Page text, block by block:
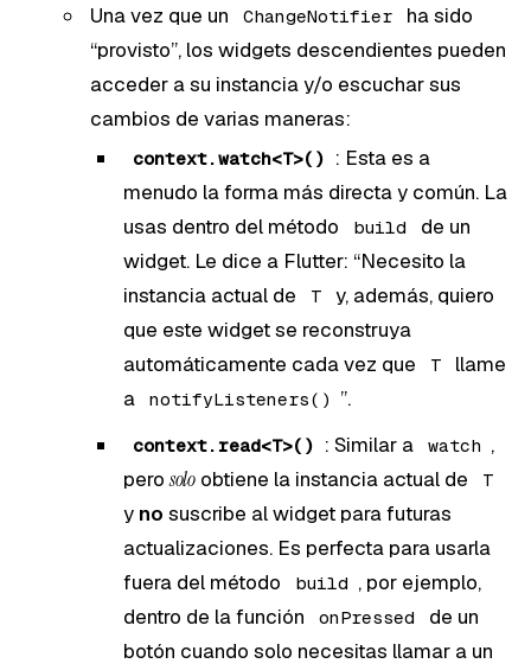
Una vez que un
ChangeNotifier
ha sido
“provisto”, los widgets descendientes pueden
acceder a su instancia y/o escuchar sus
cambios de varias maneras:
context.watch<T>() : Esta es a
menudo la forma más directa y común. La
usas dentro del método
build
de un
widget. Le dice a Flutter: “Necesito la
instancia actual de
T
y, además, quiero
que este widget se reconstruya
automáticamente cada vez que
T
llame
a
notifyListeners() ”.
context.read<T>() : Similar a watch ,
perosoloobtiene la instancia actual de T
y no suscribe al widget para futuras
actualizaciones. Es perfecta para usarla
fuera del método
build , por ejemplo,
dentro de la función
onPressed
de un
botón cuando solo necesitas llamar a un